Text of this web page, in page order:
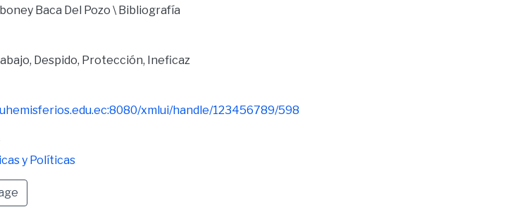
Baca Del Pozo \ Bibliografía
, Despido, Protección, Ineficaz
xmlui/handle/123456789/598
y Políticas